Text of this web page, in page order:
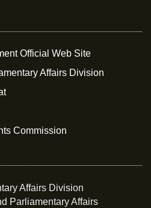
Official Web Site
Affairs Division
Commission
Affairs Division
Parliamentary Affairs